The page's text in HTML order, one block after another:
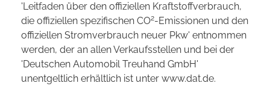
'Leitfaden über den offiziellen Kraftstoffverbrauch,
die offiziellen spezifischen CO2-Emissionen und den
offiziellen Stromverbrauch neuer Pkw' entnommen
werden, der an allen Verkaufsstellen und bei der
'Deutschen Automobil Treuhand GmbH'
unentgeltlich erhältlich ist unter www.dat.de.